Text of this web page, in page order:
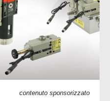
contenuto sponsorizzato